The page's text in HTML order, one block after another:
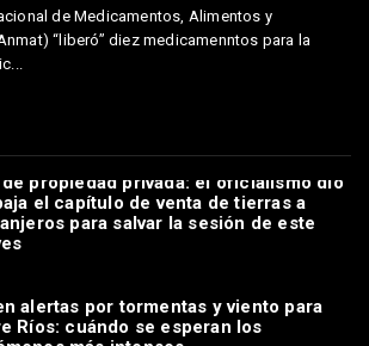
de Medicamentos, Alimentos y
“liberó” diez medicamenntos para la
propiedad privada: el oficialismo dio
el capítulo de venta de tierras a
para salvar la sesión de este
alertas por tormentas y viento para
Ríos: cuándo se esperan los